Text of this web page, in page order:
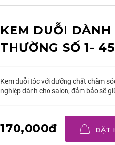
KEM DUỖI DÀNH
THƯỜNG SỐ 1-
Kem duỗi tóc với dưỡng chất chăm
nghiệp dành cho salon, đảm bảo sẽ
170,000đ ĐẶT